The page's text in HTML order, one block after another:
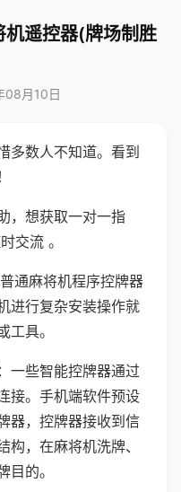
机遥控器(牌场制胜
08月10日
多数人不知道。看到
，想获取一对一指
交流 。
通麻将机程序控牌器
进行复杂安装操作就
具。
一些智能控牌器通过
接。手机端软件预设
器，控牌器接收到信
，在麻将机洗牌、
的。